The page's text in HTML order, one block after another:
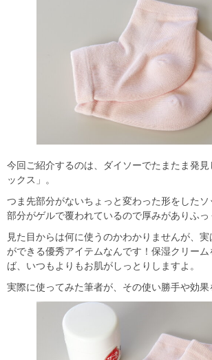
今回ご紹介するのは、ダイソーでたまたま発見
ックス」。
つま先部分がないちょっと変わった形をした
部分がゲルで覆われているので厚みがありふっ
見た目からは何に使うのかわかりませんが、
ができる優秀アイテムなんです！保湿クリー
ば、いつもよりもお肌がしっとりしますよ。
実際に使ってみた筆者が、その使い勝手や効果